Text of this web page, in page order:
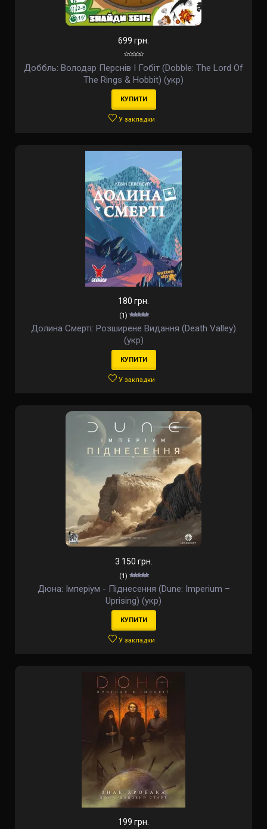
699 грн.
Доббль: Володар Перснів І Гобіт (Dobble: The Lord Of
The Rings & Hobbit) (укр)
КУПИТИ
У закладки
180 грн.
(1)
Долина Смерті: Розширене Видання (Death Valley)
(укр)
КУПИТИ
У закладки
3 150 грн.
(1)
Дюна: Імперіум - Піднесення (Dune: Imperium –
Uprising) (укр)
КУПИТИ
У закладки
199 грн.